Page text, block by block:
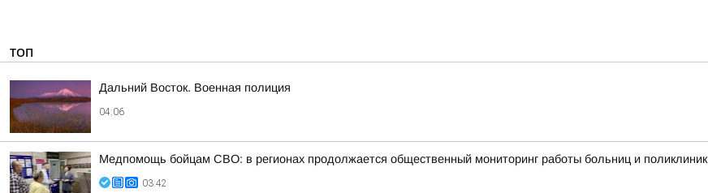
ТОП
Дальний Восток. Военная полиция
04:06
Медпомощь бойцам СВО: в регионах продолжается общественный мониторинг работы больниц и поликлиник
03:42